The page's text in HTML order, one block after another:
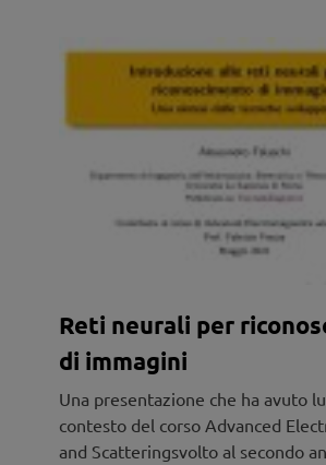
Reti neurali per
di immagini
Una presentazione che ha avuto
contesto del corso Advanced
and Scatteringsvolto al secondo